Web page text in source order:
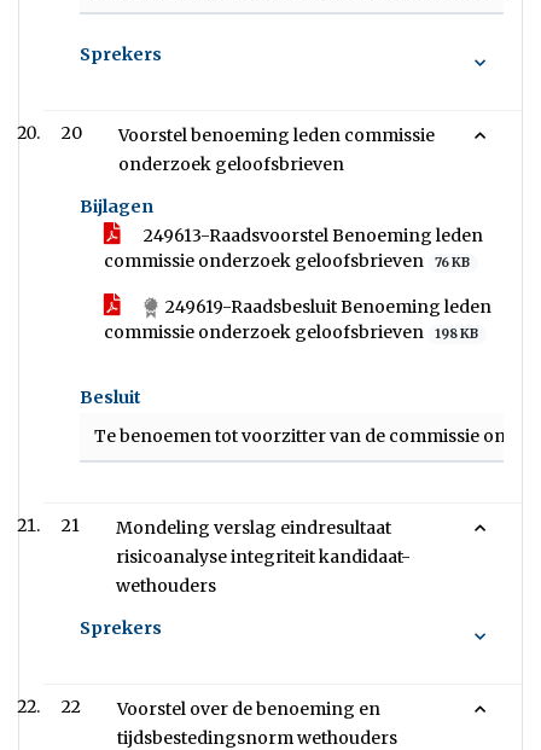
Sprekers
20
Voorstel benoeming leden commissie
onderzoek geloofsbrieven
Bijlagen
249613-Raadsvoorstel Benoeming leden
commissie onderzoek geloofsbrieven
76 KB
249619-Raadsbesluit Benoeming leden
commissie onderzoek geloofsbrieven
198 KB
Besluit
Te benoemen tot voorzitter van de commissie
21
Mondeling verslag eindresultaat
risicoanalyse integriteit kandidaat-
wethouders
Sprekers
22
Voorstel over de benoeming en
tijdsbestedingsnorm wethouders